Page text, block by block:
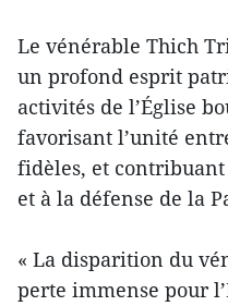
Le vénérable Thich
un profond esprit
activités de l’Église
favorisant l’unité
fidèles, et
et à la défense de la
« La disparition du
perte immense pour